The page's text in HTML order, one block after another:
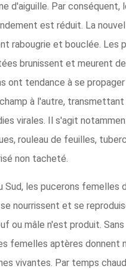
d'aiguille. Par conséquent,
est réduit. La
rabougrie et bouclée. Les
brunissent et meurent
ont tendance à se propager
à l'autre, transmettant
virales. Il s'agit
rouleau de feuilles,
non tacheté.
Sud, les pucerons femelles
nourrissent et se
ou mâle n'est produit. Sans
femelles aptères donnent
vivantes. Par temps